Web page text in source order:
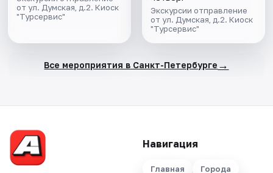
от ул. Думская, д.2. Киоск
"Турсервис"
Экскурсии отправление
от ул. Думская, д.2. Киоск
"Турсервис"
Все мероприятия в Санкт-Петербурге →
Навигация
Главная Города